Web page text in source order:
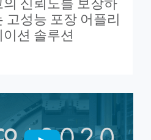
의 신뢰도를 보장하
고성능 포장 어플리
이션 솔루션